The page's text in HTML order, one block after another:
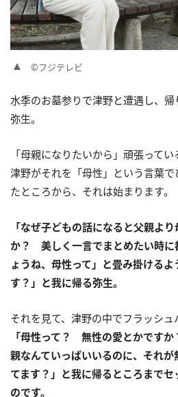
©フジテレビ
水季のお墓参りで津野と遭遇し、
弥生。
「母親になりたいから」頑張ってい
津野がそれを「母性」という言葉
たところから、それは始まります。
「なぜ子どもの話になると父親よ
か？ 美しく一言でまとめたい時に
ょうね、母性って」と畳み掛ける
す？」と我に帰る弥生。
それを見て、津野の中でフラッシュ
「母性って？ 無性の愛とかです
親なんていっぱいいるのに、それ
てます？」と我に帰るところまで
のです。